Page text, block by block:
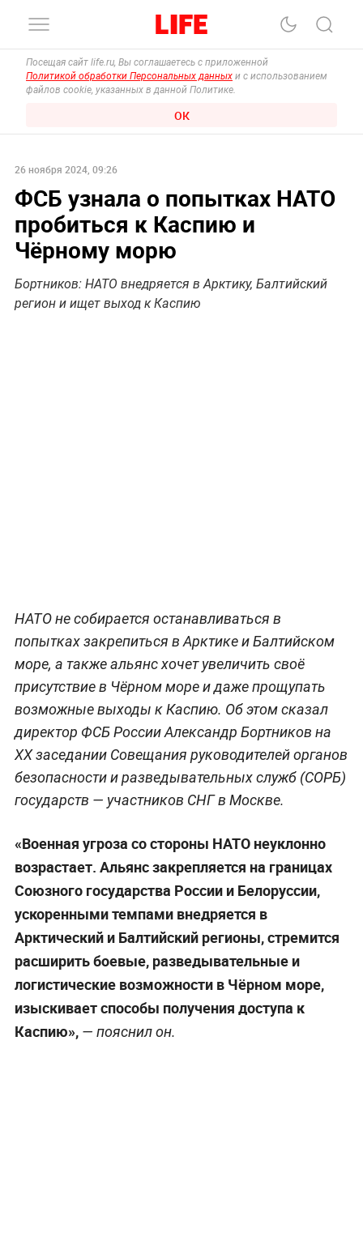
Посещая сайт life.ru, Вы соглашаетесь с приложенной
Политикой обработки Персональных данных и с использованием
файлов cookie, указанных в данной Политике.
ОК
26 ноября 2024, 09:26
ФСБ узнала о попытках НАТО
пробиться к Каспию и
Чёрному морю
Бортников: НАТО внедряется в Арктику, Балтийский
регион и ищет выход к Каспию
НАТО не собирается останавливаться в
попытках закрепиться в Арктике и Балтийском
море, а также альянс хочет увеличить своё
присутствие в Чёрном море и даже прощупать
возможные выходы к Каспию. Об этом сказал
директор ФСБ России Александр Бортников на
ХХ заседании Совещания руководителей органов
безопасности и разведывательных служб (СОРБ)
государств — участников СНГ в Москве.
«Военная угроза со стороны НАТО неуклонно
возрастает. Альянс закрепляется на границах
Союзного государства России и Белоруссии,
ускоренными темпами внедряется в
Арктический и Балтийский регионы, стремится
расширить боевые, разведывательные и
логистические возможности в Чёрном море,
изыскивает способы получения доступа к
Каспию»,— пояснил он.